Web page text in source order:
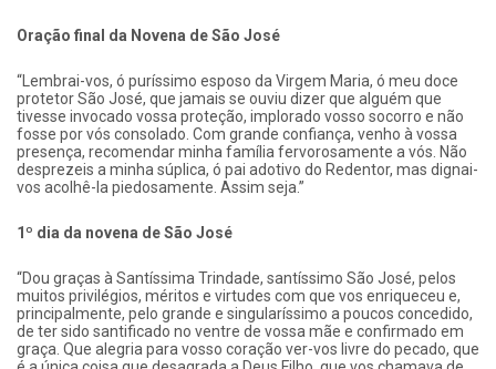
Oração final da Novena de São José
“Lembrai-vos, ó puríssimo esposo da Virgem Maria, ó meu doce
protetor São José, que jamais se ouviu dizer que alguém que
tivesse invocado vossa proteção, implorado vosso socorro e não
fosse por vós consolado. Com grande confiança, venho à vossa
presença, recomendar minha família fervorosamente a vós. Não
desprezeis a minha súplica, ó pai adotivo do Redentor, mas dignai-
vos acolhê-la piedosamente. Assim seja.”
1º dia da novena de São José
“Dou graças à Santíssima Trindade, santíssimo São José, pelos
muitos privilégios, méritos e virtudes com que vos enriqueceu e,
principalmente, pelo grande e singularíssimo a poucos concedido,
de ter sido santificado no ventre de vossa mãe e confirmado em
graça. Que alegria para vosso coração ver-vos livre do pecado, que